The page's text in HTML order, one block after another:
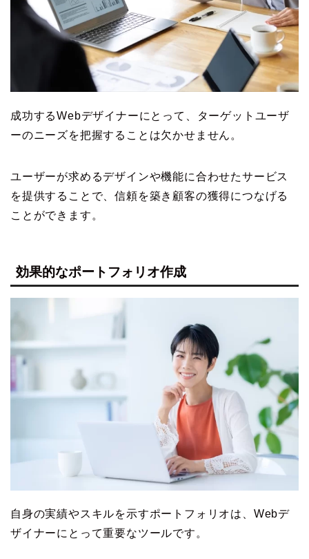
成功するWebデザイナーにとって、ターゲットユーザ
ーのニーズを把握することは欠かせません。
ユーザーが求めるデザインや機能に合わせたサービス
を提供することで、信頼を築き顧客の獲得につなげる
ことができます。
効果的なポートフォリオ作成
自身の実績やスキルを示すポートフォリオは、Webデ
ザイナーにとって重要なツールです。